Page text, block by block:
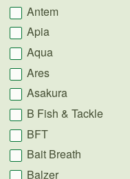
Antem
Apia
Aqua
Ares
Asakura
B Fish & Tackle
BFT
Bait Breath
Balzer